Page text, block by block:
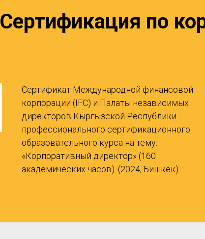
Сертификация по
Сертификат Международной финансовой
корпорации (IFC) и Палаты независимых
директоров Кыргызской Республики
профессионального сертификационного
образовательного курса на тему:
«Корпоративный директор» (160
академических часов). (2024, Бишкек).